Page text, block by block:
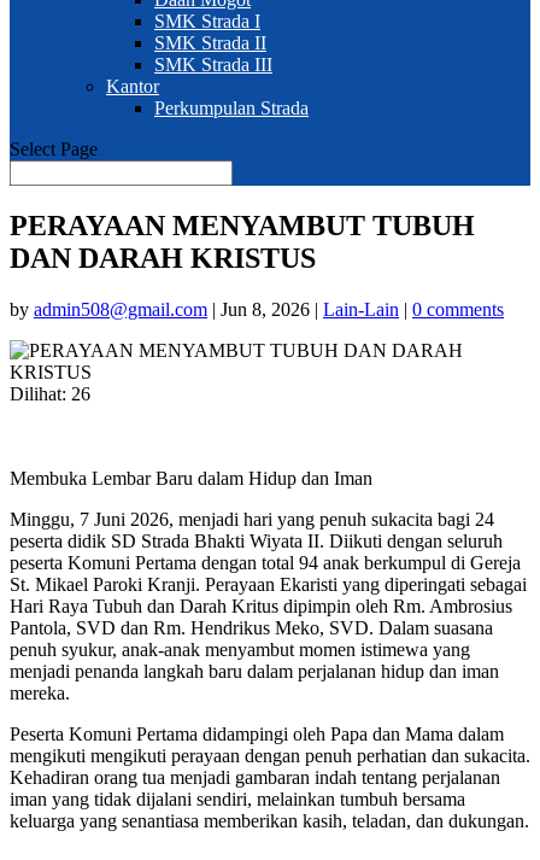
SMK Strada I
SMK Strada II
SMK Strada III
Kantor
Perkumpulan Strada
Select Page
PERAYAAN MENYAMBUT TUBUH
DAN DARAH KRISTUS
by admin508@gmail.com | Jun 8, 2026 | Lain-Lain | 0 comments
Dilihat: 26
Membuka Lembar Baru dalam Hidup dan Iman
Minggu, 7 Juni 2026, menjadi hari yang penuh sukacita bagi 24
peserta didik SD Strada Bhakti Wiyata II. Diikuti dengan seluruh
peserta Komuni Pertama dengan total 94 anak berkumpul di Gereja
St. Mikael Paroki Kranji. Perayaan Ekaristi yang diperingati sebagai
Hari Raya Tubuh dan Darah Kritus dipimpin oleh Rm. Ambrosius
Pantola, SVD dan Rm. Hendrikus Meko, SVD. Dalam suasana
penuh syukur, anak-anak menyambut momen istimewa yang
menjadi penanda langkah baru dalam perjalanan hidup dan iman
mereka.
Peserta Komuni Pertama didampingi oleh Papa dan Mama dalam
mengikuti mengikuti perayaan dengan penuh perhatian dan sukacita.
Kehadiran orang tua menjadi gambaran indah tentang perjalanan
iman yang tidak dijalani sendiri, melainkan tumbuh bersama
keluarga yang senantiasa memberikan kasih, teladan, dan dukungan.